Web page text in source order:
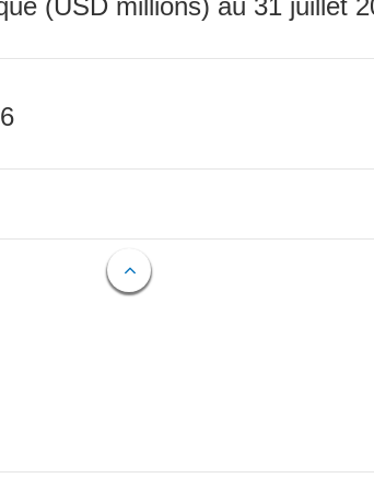
(USD millions) au 31 juillet